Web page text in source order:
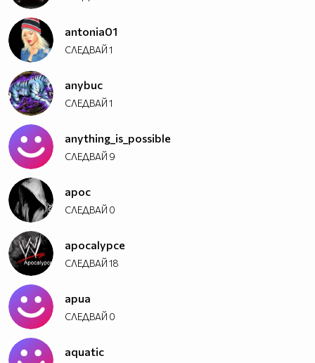
antonia01
СЛЕДВАЙ1
anybuc
СЛЕДВАЙ1
anything_is_possible
СЛЕДВАЙ 9
apoc
СЛЕДВАЙ 0
apocalypce
СЛЕДВАЙ18
apua
СЛЕДВАЙ 0
aquatic